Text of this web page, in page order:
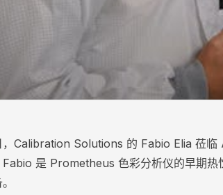
，Calibration Solutions 的 Fabio Elia 莅临
Fabio 是 Prometheus 色彩分析仪的早期